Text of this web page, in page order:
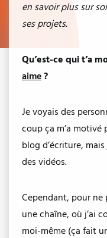
en savoir plus sur
ses projets.
Qu’est-ce qui t’a
aime ?
Je voyais des
coup ça m’a motivé
blog d’écriture,
des vidéos.
Cependant, pour ne
une chaîne, où j’ai
moi-même (ça fait